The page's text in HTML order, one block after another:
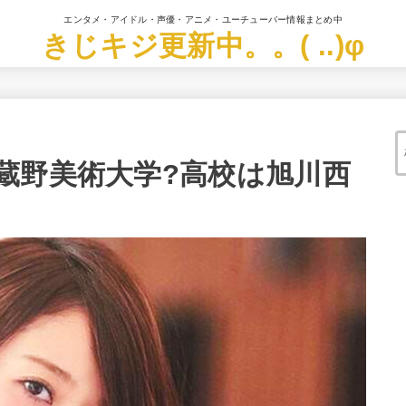
エンタメ・アイドル・声優・アニメ・ユーチューバー情報まとめ中
きじキジ更新中。。( ..)φ
野美術大学?高校は旭川西